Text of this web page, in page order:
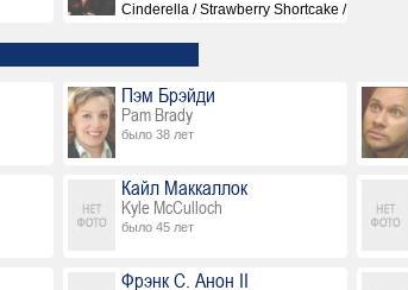
Cinderella / Strawberry Shortcake / The Tooth
Пэм Брэйди
Pam Brady
было 38 лет
Кайл Маккаллок
Kyle McCulloch
было 45 лет
Фрэнк С. Анон II